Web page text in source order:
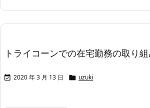
トライコーンでの在宅勤務の取り
 2020 年 3 月 13 日  uzuki